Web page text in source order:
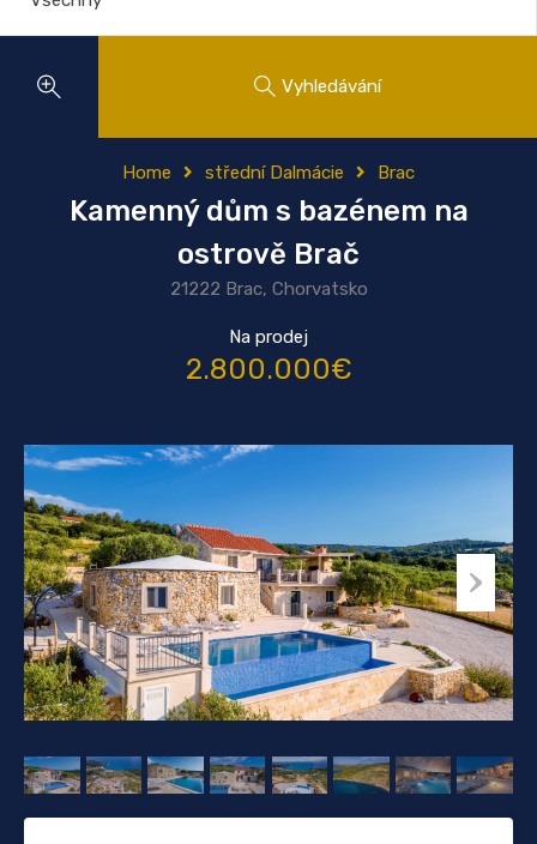
Vyhledávání
Home střední Dalmácie Brac
Kamenný dům s bazénem na
ostrově Brač
21222 Brac, Chorvatsko
Na prodej
2.800.000€